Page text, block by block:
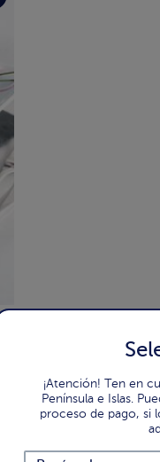
¡Atención! Ten en
Península e Islas.
proceso de pago, si